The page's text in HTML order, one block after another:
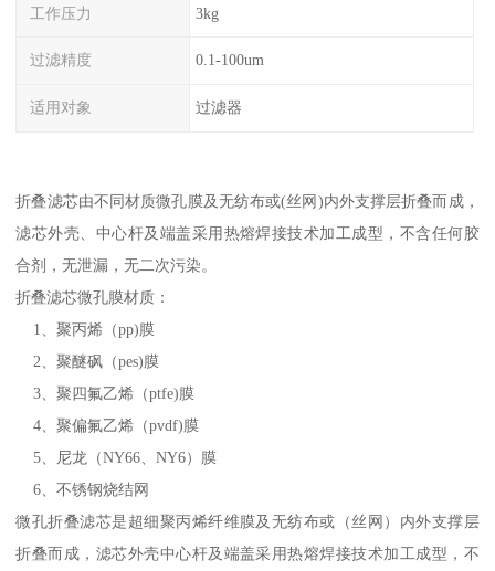
工作压力 3kg
过滤精度 0.1-100um
适用对象 过滤器
折叠滤芯由不同材质微孔膜及无纺布或(丝网)内外支撑层折叠而成，
滤芯外壳、中心杆及端盖采用热熔焊接技术加工成型，不含任何胶
合剂，无泄漏，无二次污染。
折叠滤芯微孔膜材质：
1、聚丙烯（pp)膜
2、聚醚砜（pes)膜
3、聚四氟乙烯（ptfe)膜
4、聚偏氟乙烯（pvdf)膜
5、尼龙（NY66、NY6）膜
6、不锈钢烧结网
微孔折叠滤芯是超细聚丙烯纤维膜及无纺布或（丝网）内外支撑层
折叠而成，滤芯外壳中心杆及端盖采用热熔焊接技术加工成型，不